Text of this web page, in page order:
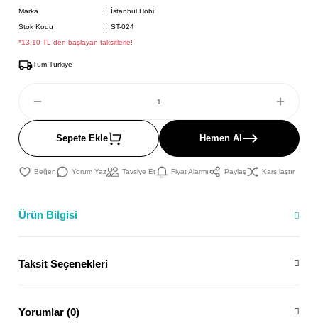
Marka
İstanbul Hobi
Stok Kodu
ST-024
*13,10 TL den başlayan taksitlerle!
Tüm Türkiye
Sepete Ekle Hemen Al
Yorum Yaz Tavsiye Et Fiyat Alarmı Paylaş Karşılaştır
Ürün Bilgisi
Taksit Seçenekleri
Yorumlar (0)